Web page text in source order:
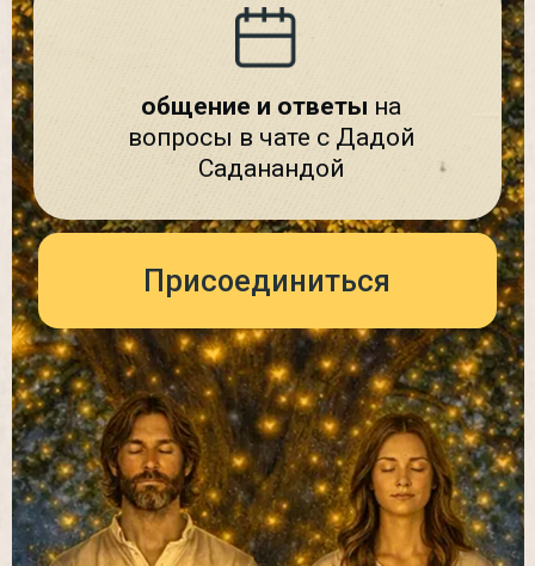
Йога-классы
раджадхираджа-йоги
Это стиль практики асан, которому
обучает «Урокимедитации», —
лучший темп и сочетания движений
с дыханием для тех, кто хочет
сбалансировать нервную систему
и улучшить медитацию. Классы 5
раз в неделю в разное время суток